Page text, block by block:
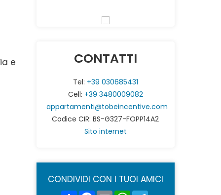
e
CONTATTI
Tel: +39 030685431
Cell: +39 3480009082
appartamenti@tobeincentive.com
Codice CIR: BS-G327-FOPP14A2
Sito internet
CONDIVIDI CON I TUOI AMICI